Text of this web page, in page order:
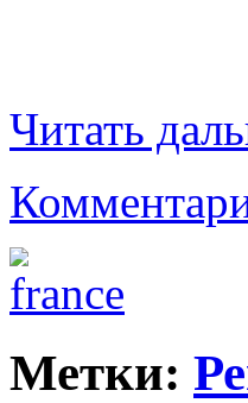
Читать
Метки: